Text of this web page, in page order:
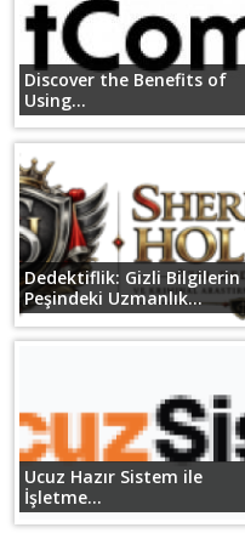
Discover the Benefits of
Using...
Dedektiflik: Gizli Bilgilerin
Peşindeki Uzmanlık...
Ucuz Hazır Sistem ile
İşletme...